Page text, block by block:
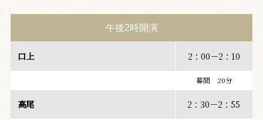
午後2時開演
口上 2：00－2：10
幕間 20分
高尾 2：30－2：55